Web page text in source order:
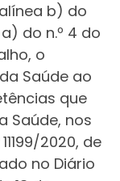
b) do
do n.º 4 do
o
Saúde ao
que
Saúde, nos
2020, de
no Diário